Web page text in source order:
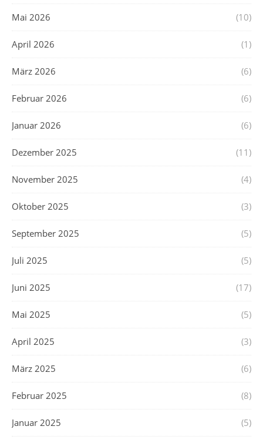
Mai 2026 (10)
April 2026 (1)
März 2026 (6)
Februar 2026 (6)
Januar 2026 (6)
Dezember 2025 (11)
November 2025 (4)
Oktober 2025 (3)
September 2025 (5)
Juli 2025 (5)
Juni 2025 (17)
Mai 2025 (5)
April 2025 (3)
März 2025 (6)
Februar 2025 (8)
Januar 2025 (5)